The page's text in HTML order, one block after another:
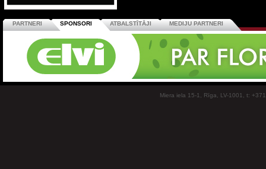
PARTNERI SPONSORI ATBALSTĪTĀJI MEDIJU PARTNERI
Miera iela 15-1, Rīga, LV-1001, t: